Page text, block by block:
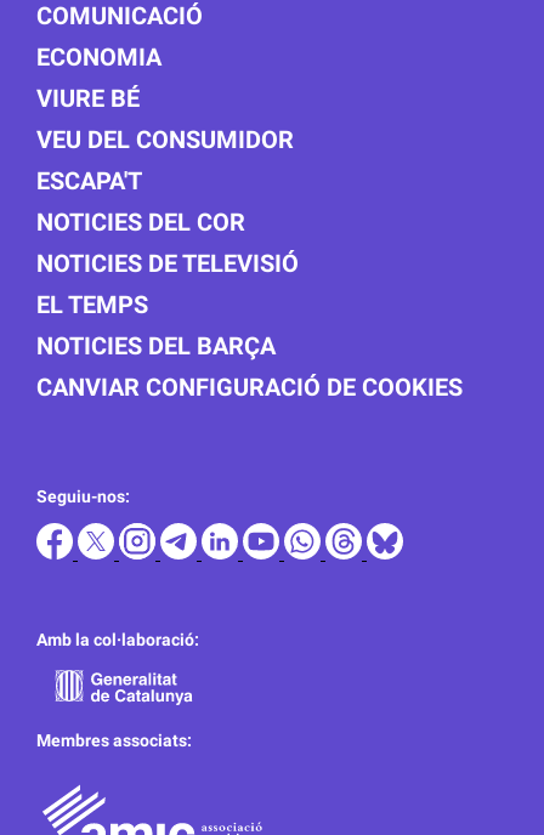
COMUNICACIÓ
ECONOMIA
VIURE BÉ
VEU DEL CONSUMIDOR
ESCAPA'T
NOTICIES DEL COR
NOTICIES DE TELEVISIÓ
EL TEMPS
NOTICIES DEL BARÇA
CANVIAR CONFIGURACIÓ DE COOKIES
Seguiu-nos:
Amb la col·laboració:
Membres associats: